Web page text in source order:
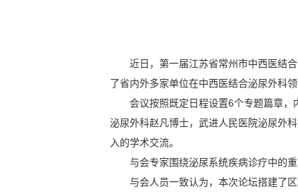
近日，第一届江苏省常州市中西医结
了省内外多家单位在中西医结合泌尿外科
会议按照既定日程设置6个专题篇章
泌尿外科赵凡博士，武进人民医院泌尿外
入的学术交流。
与会专家围绕泌尿系统疾病诊疗中的
与会人员一致认为，本次论坛搭建了